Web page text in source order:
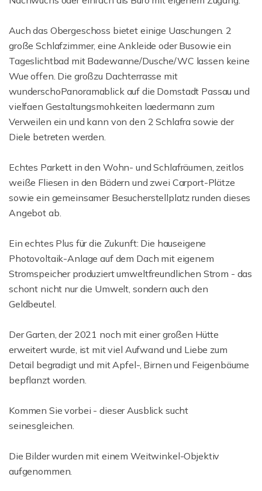
Auch das Obergeschoss bietet einige Uaschungen. 2
große Schlafzimmer, eine Ankleide oder Busowie ein
Tageslichtbad mit Badewanne/Dusche/WC lassen keine
Wue offen. Die großzu Dachterrasse mit
wunderschoPanoramablick auf die Domstadt Passau und
vielfaen Gestaltungsmohkeiten laedermann zum
Verweilen ein und kann von den 2 Schlafra sowie der
Diele betreten werden.
Echtes Parkett in den Wohn- und Schlafräumen, zeitlos
weiße Fliesen in den Bädern und zwei Carport-Plätze
sowie ein gemeinsamer Besucherstellplatz runden dieses
Angebot ab.
Ein echtes Plus für die Zukunft: Die hauseigene
Photovoltaik-Anlage auf dem Dach mit eigenem
Stromspeicher produziert umweltfreundlichen Strom - das
schont nicht nur die Umwelt, sondern auch den
Geldbeutel.
Der Garten, der 2021 noch mit einer großen Hütte
erweitert wurde, ist mit viel Aufwand und Liebe zum
Detail begradigt und mit Apfel-, Birnen und Feigenbäume
bepflanzt worden.
Kommen Sie vorbei - dieser Ausblick sucht
seinesgleichen.
Die Bilder wurden mit einem Weitwinkel-Objektiv
aufgenommen.